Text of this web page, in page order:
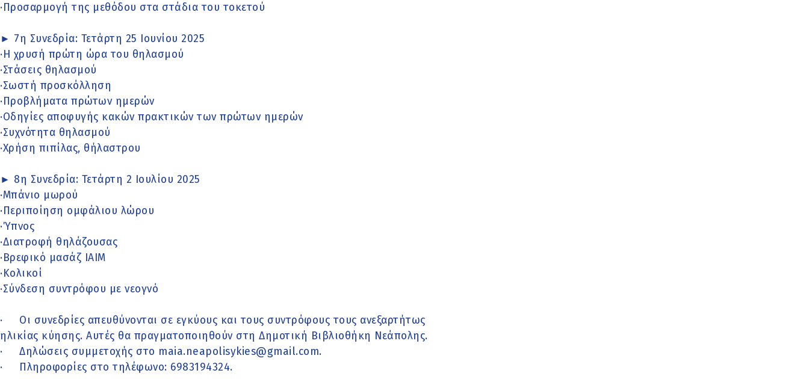
·Προσαρμογή της μεθόδου στα στάδια του τοκετού
► 7η Συνεδρία: Τετάρτη 25 Ιουνίου 2025
·Η χρυσή πρώτη ώρα του θηλασμού
·Στάσεις θηλασμού
·Σωστή προσκόλληση
·Προβλήματα πρώτων ημερών
·Οδηγίες αποφυγής κακών πρακτικών των πρώτων ημερών
·Συχνότητα θηλασμού
·Χρήση πιπίλας, θήλαστρου
► 8η Συνεδρία: Τετάρτη 2 Ιουλίου 2025
·Μπάνιο μωρού
·Περιποίηση ομφάλιου λώρου
·Ύπνος
·Διατροφή θηλάζουσας
·Βρεφικό μασάζ IAIM
·Κολικοί
·Σύνδεση συντρόφου με νεογνό
· Οι συνεδρίες απευθύνονται σε εγκύους και τους συντρόφους τους ανεξαρτήτως
ηλικίας κύησης. Αυτές θα πραγματοποιηθούν στη Δημοτική Βιβλιοθήκη Νεάπολης.
· Δηλώσεις συμμετοχής στο maia.neapolisykies@gmail.com.
· Πληροφορίες στο τηλέφωνο: 6983194324.